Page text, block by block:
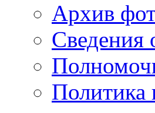
Архив
Политика